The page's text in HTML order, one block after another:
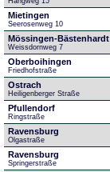
Mietingen
Seerosenweg 10
Mössingen-Bästenhardt
Weissdornweg 7
Oberboihingen
Friedhofstraße
Ostrach
Heiligenberger Straße
Pfullendorf
Ringstraße
Ravensburg
Olgastraße
Ravensburg
Springerstraße